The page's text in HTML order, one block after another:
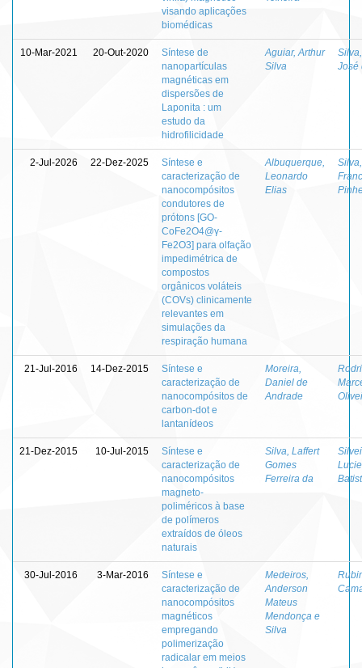
visando aplicações
biomédicas
10-Mar-2021 20-Out-2020
Síntese de
nanopartículas
magnéticas em
dispersões de
Laponita : um
estudo da
hidrofilicidade
Aguiar, Arthur
Silva
José
2-Jul-2026 22-Dez-2025
Síntese e
caracterização de
nanocompósitos
condutores de
prótons [GO-
CoFe2O4@γ-
Fe2O3] para olfação
impedimétrica de
compostos
orgânicos voláteis
(COVs) clinicamente
relevantes em
simulações da
respiração humana
Albuquerque,
Leonardo
Elias
21-Jul-2016 14-Dez-2015
Síntese e
caracterização de
nanocompósitos de
carbon-dot e
lantanídeos
Moreira,
Daniel de
Andrade
21-Dez-2015 10-Jul-2015
Síntese e
caracterização de
nanocompósitos
magneto-
poliméricos à base
de polímeros
extraídos de óleos
naturais
Silva, Laffert
Gomes
Ferreira da
30-Jul-2016 3-Mar-2016
Síntese e
caracterização de
nanocompósitos
magnéticos
empregando
polimerização
radicalar em meios
Medeiros,
Anderson
Mateus
Mendonça e
Silva